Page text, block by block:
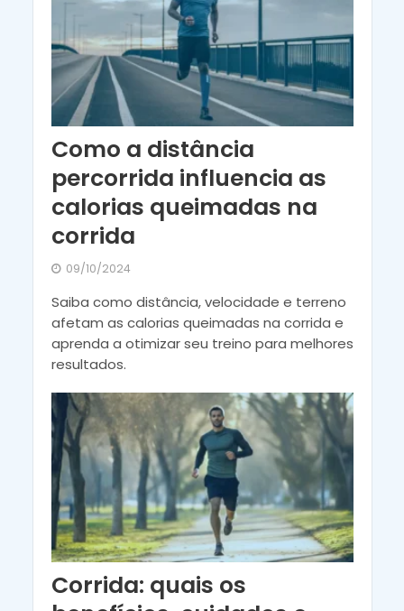
Como a distância
percorrida influencia as
calorias queimadas na
corrida
09/10/2024
Saiba como distância, velocidade e terreno
afetam as calorias queimadas na corrida e
aprenda a otimizar seu treino para melhores
resultados.
Corrida: quais os